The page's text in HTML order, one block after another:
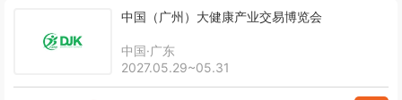
中国（广州）大健康产业交易博览会
中国·广东
2027.05.29~05.31